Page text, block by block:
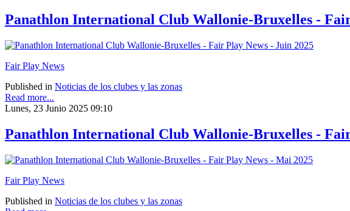
Panathlon International Club Wallonie-Bruxelles -
Fair Play News
Published in Noticias de los clubes y las zonas
Read more...
Lunes, 23 Junio 2025 09:10
Panathlon International Club Wallonie-Bruxelles -
Fair Play News
Published in Noticias de los clubes y las zonas